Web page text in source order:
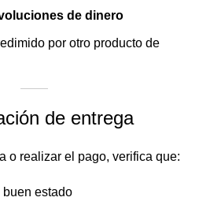
de dinero
por otro producto de
de entrega
o realizar el pago, verifica que:
buen estado